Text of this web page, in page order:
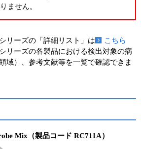
ません。
リーズの「詳細リスト」は
こちら
リーズの各製品における検出対象の病
域）、参考文献等を一覧で確認できま
Mix（製品コード RC711A）